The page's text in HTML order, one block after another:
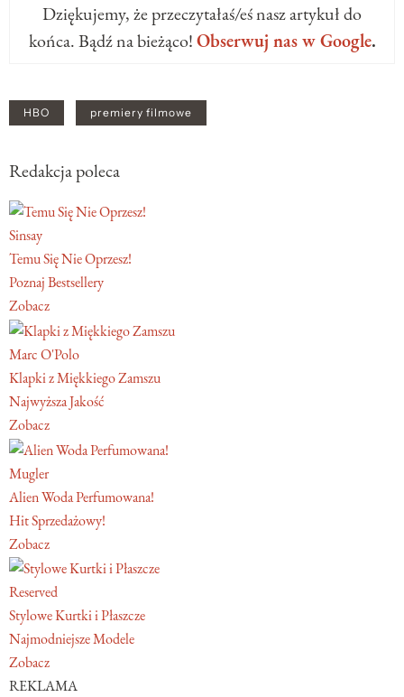
Dziękujemy, że przeczytałaś/eś nasz artykuł do
końca. Bądź na bieżąco!Obserwuj nas w Google.
HBO premiery filmowe
Redakcja poleca
Sinsay
Temu Się Nie Oprzesz!
Poznaj Bestsellery
Zobacz
Marc O'Polo
Klapki z Miękkiego Zamszu
Najwyższa Jakość
Zobacz
Mugler
Alien Woda Perfumowana!
Hit Sprzedażowy!
Zobacz
Reserved
Stylowe Kurtki i Płaszcze
Najmodniejsze Modele
Zobacz
REKLAMA